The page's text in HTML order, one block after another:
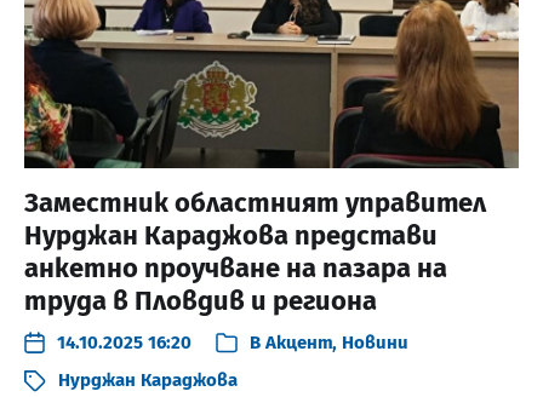
Заместник областният управител
Нурджан Караджова представи
анкетно проучване на пазара на
труда в Пловдив и региона
14.10.2025 16:20 В Акцент, Новини
Нурджан Караджова